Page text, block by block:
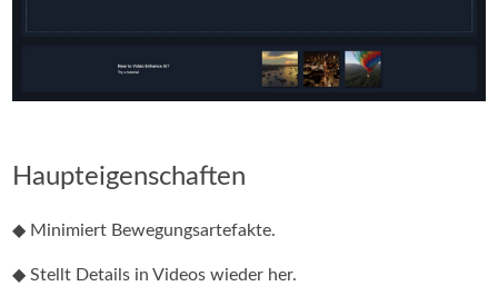
Haupteigenschaften
◆ Minimiert Bewegungsartefakte.
◆ Stellt Details in Videos wieder her.